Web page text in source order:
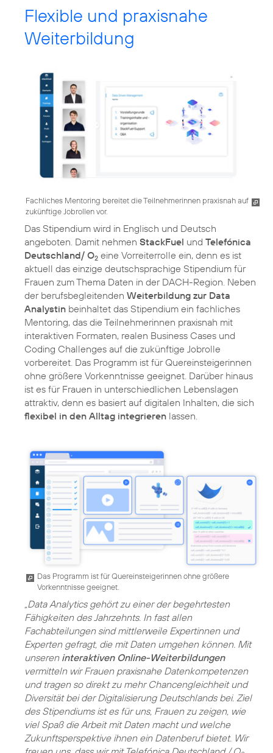
Flexible und praxisnahe
Weiterbildung
Fachliches Mentoring bereitet die Teilnehmerinnen praxisnah auf
zukünftige Jobrollen vor.
Das Stipendium wird in Englisch und Deutsch
angeboten. Damit nehmen StackFuel und Telefónica
Deutschland/ O2 eine Vorreiterrolle ein, denn es ist
aktuell das einzige deutschsprachige Stipendium für
Frauen zum Thema Daten in der DACH-Region. Neben
der berufsbegleitenden Weiterbildung zur Data
Analystin beinhaltet das Stipendium ein fachliches
Mentoring, das die Teilnehmerinnen praxisnah mit
interaktiven Formaten, realen Business Cases und
Coding Challenges auf die zukünftige Jobrolle
vorbereitet. Das Programm ist für Quereinsteigerinnen
ohne größere Vorkenntnisse geeignet. Darüber hinaus
ist es für Frauen in unterschiedlichen Lebenslagen
attraktiv, denn es basiert auf digitalen Inhalten, die sich
flexibel in den Alltag integrieren
Das Programm ist für Quereinsteigerinnen ohne größere
Vorkenntnisse geeignet.
„Data Analytics gehört zu einer der begehrtesten
Fähigkeiten des Jahrzehnts. In fast allen
Fachabteilungen sind mittlerweile Expertinnen und
Experten gefragt, die mit Daten umgehen können. Mit
unseren interaktiven Online-Weiterbildungen
vermitteln wir Frauen praxisnahe Datenkompetenzen
und tragen so direkt zu mehr Chancengleichheit und
Diversität bei der Digitalisierung Deutschlands bei. Ziel
des Stipendiums ist es für uns, Frauen zu zeigen, wie
viel Spaß die Arbeit mit Daten macht und welche
Zukunftsperspektive ihnen ein Datenberuf bietet. Wir